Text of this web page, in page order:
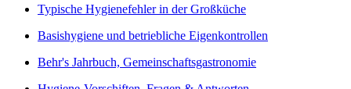
Typische Hygienefehler in der Großküche
Basishygiene und betriebliche Eigenkontrollen
Behr's Jahrbuch, Gemeinschaftsgastronomie